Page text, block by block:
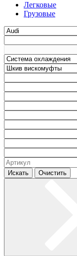
Легковые
Грузовые
Искать Очистить